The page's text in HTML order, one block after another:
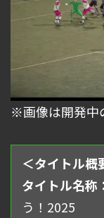
※画像は開発中
＜タイトル概
タイトル名称
う！2025